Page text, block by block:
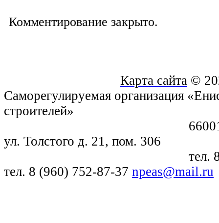
Комментирование закрыто.
Карта сайта ©
Саморегулируемая организация
строителей»
660018, г.
ул. Толстого д. 21, пом. 306
тел. 8 (391)
тел. 8 (960) 752-87-37 npeas@mail.ru